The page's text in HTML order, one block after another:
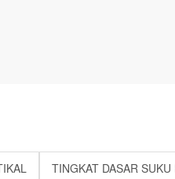
TINGKAT DASAR SUKU